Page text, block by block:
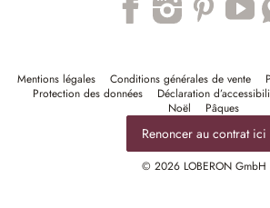
Mentions légales Conditions générales de vente
Protection des données
Déclaration
Noël
Pâques
Renoncer au contrat ici
© 2026 LOBERON GmbH